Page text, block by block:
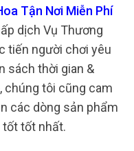
Tận Nơi Miễn Phí
dịch Vụ Thương
tiến người chơi yêu
sách thời gian &
chúng tôi cũng cam
các dòng sản phẩm
tốt tốt nhất.